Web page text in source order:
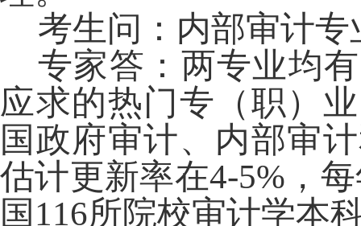
考生问：内部审计
专家答：两专业均
应求的热门专（职）
国政府审计、内部审
估计更新率在4-5% ，
国 116所院校审计学本